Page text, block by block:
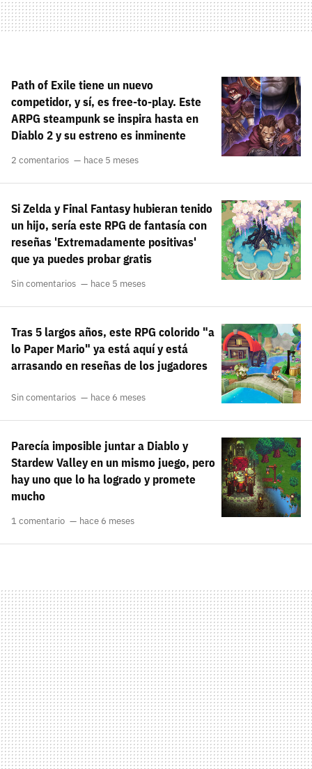
Path of Exile tiene un nuevo
competidor, y sí, es free-to-play. Este
ARPG steampunk se inspira hasta en
Diablo 2 y su estreno es inminente
2 comentarios hace 5 meses
Si Zelda y Final Fantasy hubieran tenido
un hijo, sería este RPG de fantasía con
reseñas 'Extremadamente positivas'
que ya puedes probar gratis
Sin comentarios hace 5 meses
Tras 5 largos años, este RPG colorido "a
lo Paper Mario" ya está aquí y está
arrasando en reseñas de los jugadores
Sin comentarios hace 6 meses
Parecía imposible juntar a Diablo y
Stardew Valley en un mismo juego, pero
hay uno que lo ha logrado y promete
mucho
1 comentario hace 6 meses